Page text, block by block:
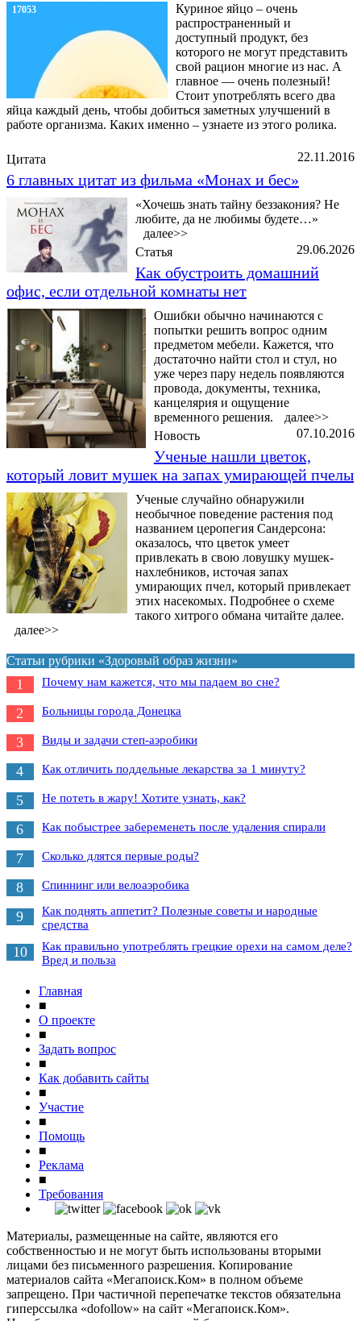
17053
Куриное яйцо – очень
распространенный и
доступный продукт, без
которого не могут представить
свой рацион многие из нас. А
главное — очень полезный!
Стоит употреблять всего два
яйца каждый день, чтобы добиться заметных улучшений в
работе организма. Каких именно – узнаете из этого ролика.
22.11.2016
Цитата
6 главных цитат из фильма «Монах и бес»
«Хочешь знать тайну беззакония? Не
любите, да не любимы будете…»
далее>>
29.06.2026
Статья
Как обустроить домашний
офис, если отдельной комнаты нет
Ошибки обычно начинаются с
попытки решить вопрос одним
предметом мебели. Кажется, что
достаточно найти стол и стул, но
уже через пару недель появляются
провода, документы, техника,
канцелярия и ощущение
временного решения.
далее>>
07.10.2016
Новость
Ученые нашли цветок,
который ловит мушек на запах умирающей пчелы
Ученые случайно обнаружили
необычное поведение растения под
названием церопегия Сандерсона:
оказалось, что цветок умеет
привлекать в свою ловушку мушек-
нахлебников, источая запах
умирающих пчел, который привлекает
этих насекомых. Подробнее о схеме
такого хитрого обмана читайте далее.
далее>>
Статьи рубрики «Здоровый образ жизни»
1 Почему нам кажется, что мы падаем во сне?
2 Больницы города Донецка
3 Виды и задачи степ-аэробики
4 Как отличить поддельные лекарства за 1 минуту?
5 Не потеть в жару! Хотите узнать, как?
6 Как побыстрее забеременеть после удаления спирали
7 Сколько длятся первые роды?
8 Спиннинг или велоаэробика
9
Как поднять аппетит? Полезные советы и народные
средства
10
Как правильно употреблять грецкие орехи на самом деле?
Вред и польза
Главная
■
О проекте
■
Задать вопрос
■
Как добавить сайты
■
Участие
■
Помощь
■
Реклама
■
Требования
Материалы, размещенные на сайте, являются его
собственностью и не могут быть использованы вторыми
лицами без письменного разрешения. Копирование
материалов сайта «Мегапоиск.Ком» в полном объеме
запрещено. При частичной перепечатке текстов обязательна
гиперссылка «dofollow» на сайт «Мегапоиск.Ком».